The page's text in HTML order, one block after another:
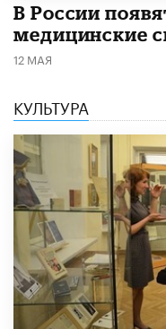
В России
медицинские
12 МАЯ
КУЛЬТУРА